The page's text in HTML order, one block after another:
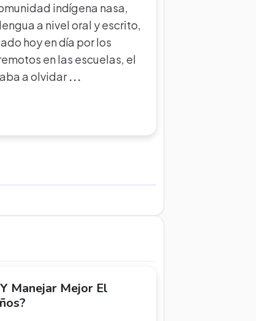
indígena nasa,
a nivel oral y escrito,
hoy en día por los
en las escuelas, el
a olvidar...
Manejar Mejor El